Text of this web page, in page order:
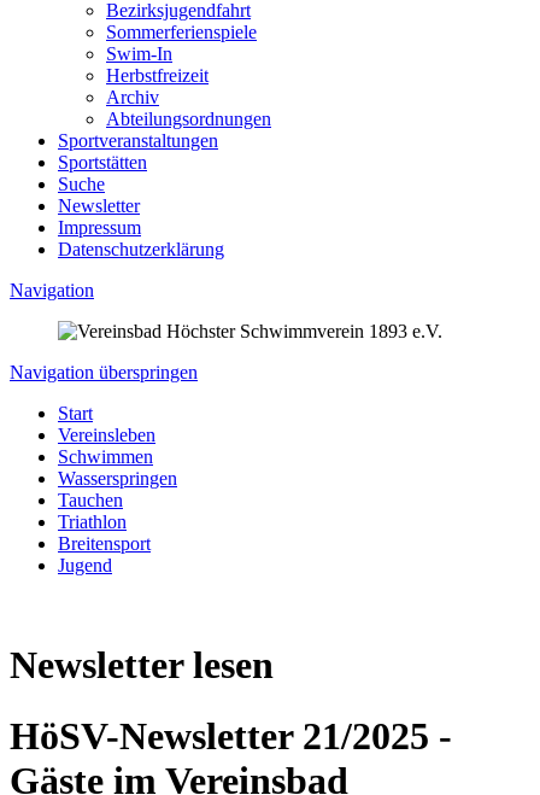
Bezirksjugendfahrt
Sommerferienspiele
Swim-In
Herbstfreizeit
Archiv
Abteilungsordnungen
Sportveranstaltungen
Sportstätten
Suche
Newsletter
Impressum
Datenschutzerklärung
Navigation
Navigation überspringen
Start
Vereinsleben
Schwimmen
Wasserspringen
Tauchen
Triathlon
Breitensport
Jugend
Newsletter lesen
HöSV-Newsletter 21/2025 -
Gäste im Vereinsbad